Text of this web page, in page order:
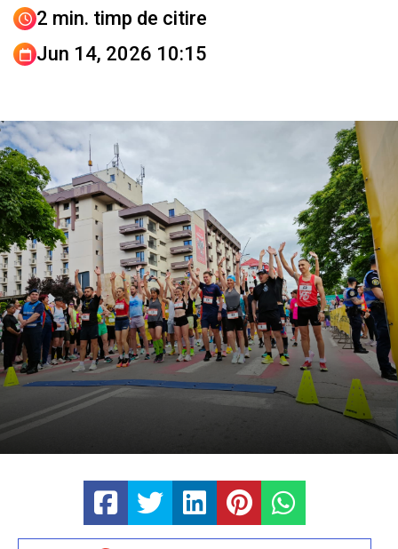
2 min. timp de citire
Jun 14, 2026 10:15